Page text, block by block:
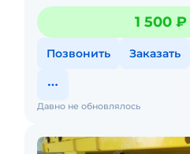
1 500 ₽
Позвонить Заказать
Давно не обновлялось